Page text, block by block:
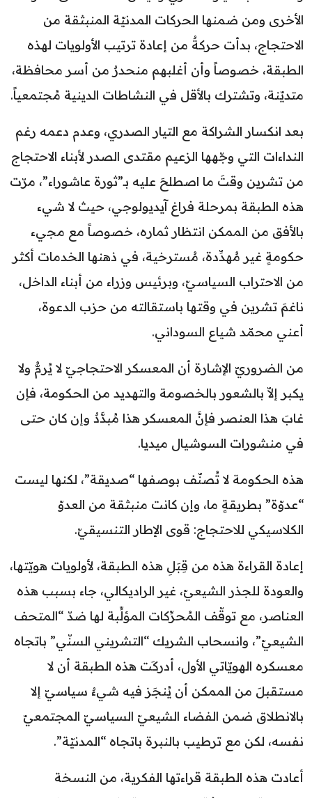
الأخرى ومن ضمنها الحركات المدنيّة المنبثقة من
الاحتجاج، بدأت حركةٌ من إعادة ترتيب الأولويات لهذه
الطبقة، خصوصاً وأن أغلبهم منحدرٌ من أسر محافظة،
متديّنة، وتشترك بالأقل في النشاطات الدينية مُجتمعياً.
بعد انكسار الشراكة مع التيار الصدري، وعدم دعمه رغم
النداءات التي وجّهها الزعيم مقتدى الصدر لأبناء الاحتجاج
من تشرين وقتَ ما اصطلحَ عليه بـ”ثورة عاشوراء”، مرّت
هذه الطبقة بمرحلة فراغ آيديولوجي، حيث لا شيء
بالأفق من الممكن انتظار ثماره، خصوصاً مع مجيء
حكومةٍ غير مُهدِّدة، مُسترخية، في ذهنها الخدمات أكثر
من الاحتراب السياسيّ، وبرئيس وزراء من أبناء الداخل،
ناغمَ تشرين في وقتها باستقالته من حزب الدعوة،
أعني محمّد شياع السوداني.
من الضروريّ الإشارة أن المعسكر الاحتجاجيّ لا يُرمُّ ولا
يكبر إلاّ بالشعور بالخصومة والتهديد من الحكومة، فإن
غابَ هذا العنصر فإنَّ المعسكر هذا مُبدَّدٌ وإن كان حتى
في منشورات السوشيال ميديا.
هذه الحكومة لا تُصنّف بوصفها “صديقة”، لكنها ليست
“عدوّة” بطريقةٍ ما، وإن كانت منبثقة من العدوّ
الكلاسيكي للاحتجاج: قوى الإطار التنسيقيّ.
إعادة القراءة هذه من قِبَلِ هذه الطبقة، لأولويات هويّتها،
والعودة للجذر الشيعيّ، غير الراديكالي، جاء بسبب هذه
العناصر، مع توقّف المُحرِّكات المؤلِّبة لها ضدّ “المتحف
الشيعيّ”، وانسحاب الشريك “التشريني السنّي” باتجاه
معسكره الهويّاتي الأول، أدركَت هذه الطبقة أن لا
مستقبلَ من الممكن أن يُنجَز فيه شيءٌ سياسيّ إلا
بالانطلاق ضمن الفضاء الشيعيّ السياسيّ المجتمعيّ
نفسه، لكن مع ترطيب بالنبرة باتجاه “المدنيّة”.
أعادت هذه الطبقة قراءتها الفكرية، من النسخة